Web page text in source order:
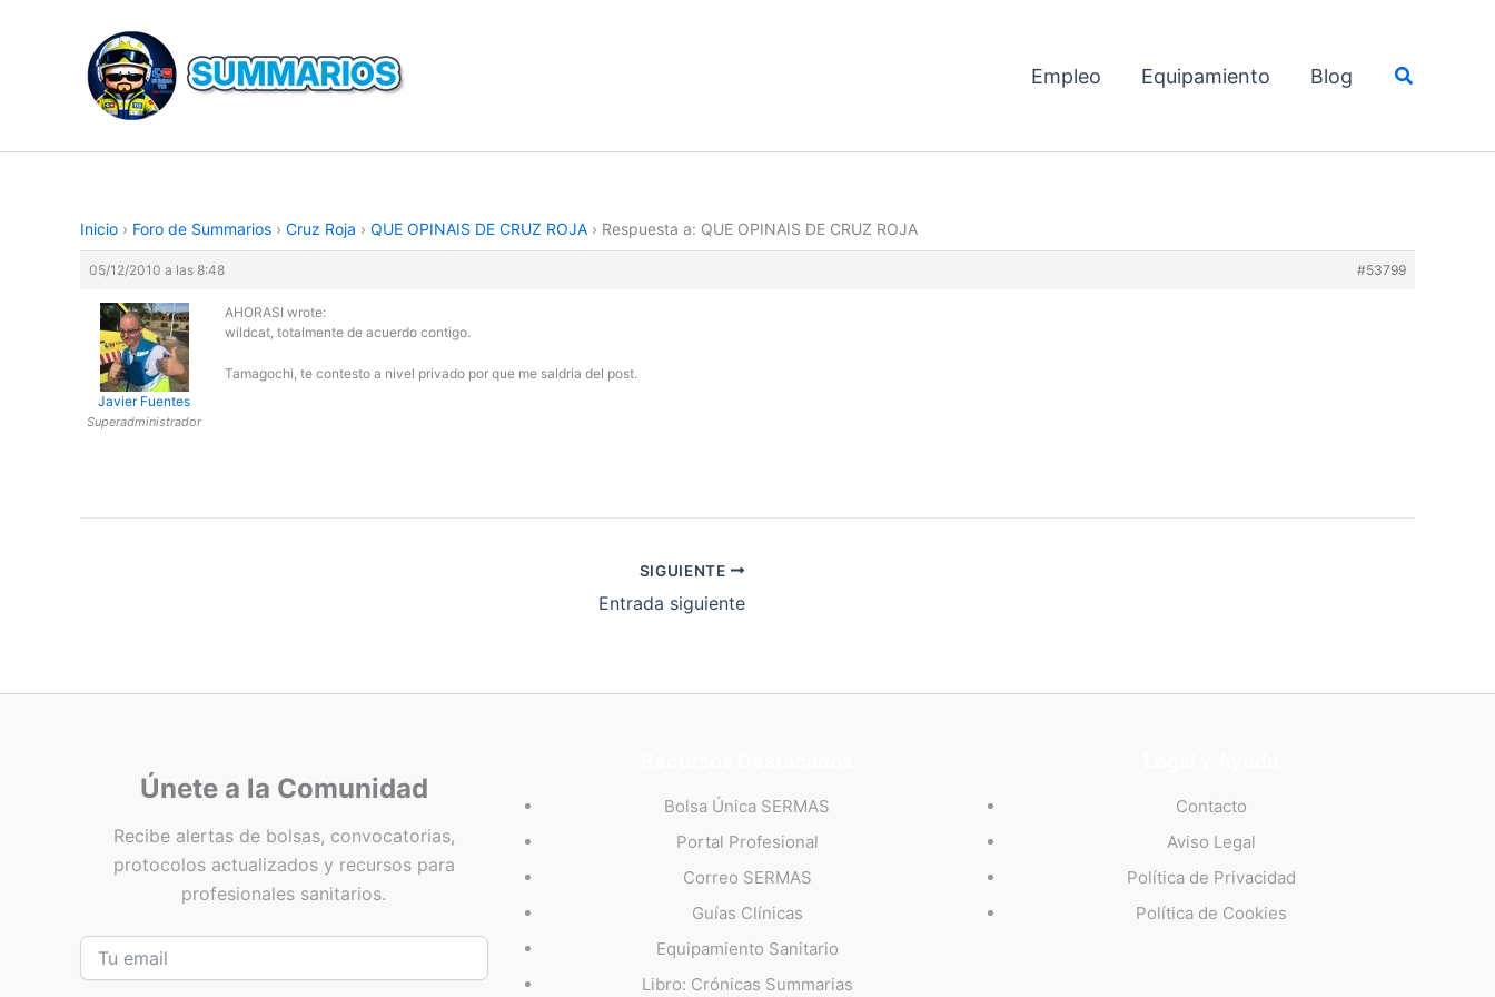
contenido
Empleo Equipamiento Blog Buscar
Inicio › Foro de Summarios › Cruz Roja › QUE OPINAIS DE CRUZ ROJA › Respuesta a: QUE OPINAIS DE CRUZ ROJA
05/12/2010 a las 8:48 #53799
Javier Fuentes
Superadministrador
AHORASI wrote:
wildcat, totalmente de acuerdo contigo.
Tamagochi, te contesto a nivel privado por que me saldria del post.
SIGUIENTE
Entrada siguiente
Únete a la Comunidad
Recibe alertas de bolsas, convocatorias,
protocolos actualizados y recursos para
profesionales sanitarios.
Bolsa Única SERMAS
Portal Profesional
Correo SERMAS
Guías Clínicas
Equipamiento Sanitario
Libro: Crónicas Summarias
Contacto
Aviso Legal
Política de Privacidad
Política de Cookies